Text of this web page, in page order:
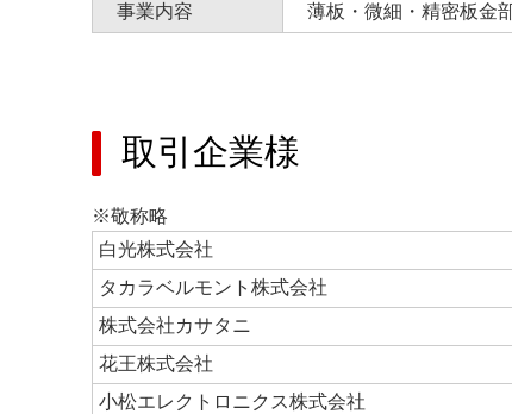
事業内容 薄板・微細・精密板
取引企業様
※敬称略
白光株式会社
タカラベルモント株式会社
株式会社カサタニ
花王株式会社
小松エレクトロニクス株式会社